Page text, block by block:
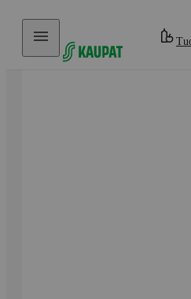
Hyppää sisältöön